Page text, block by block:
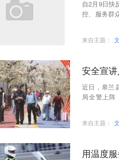
自2月9日快
控、服务群
来自主题：
安全宣
近日，皋兰
局全警上阵
来自主题：
用温度